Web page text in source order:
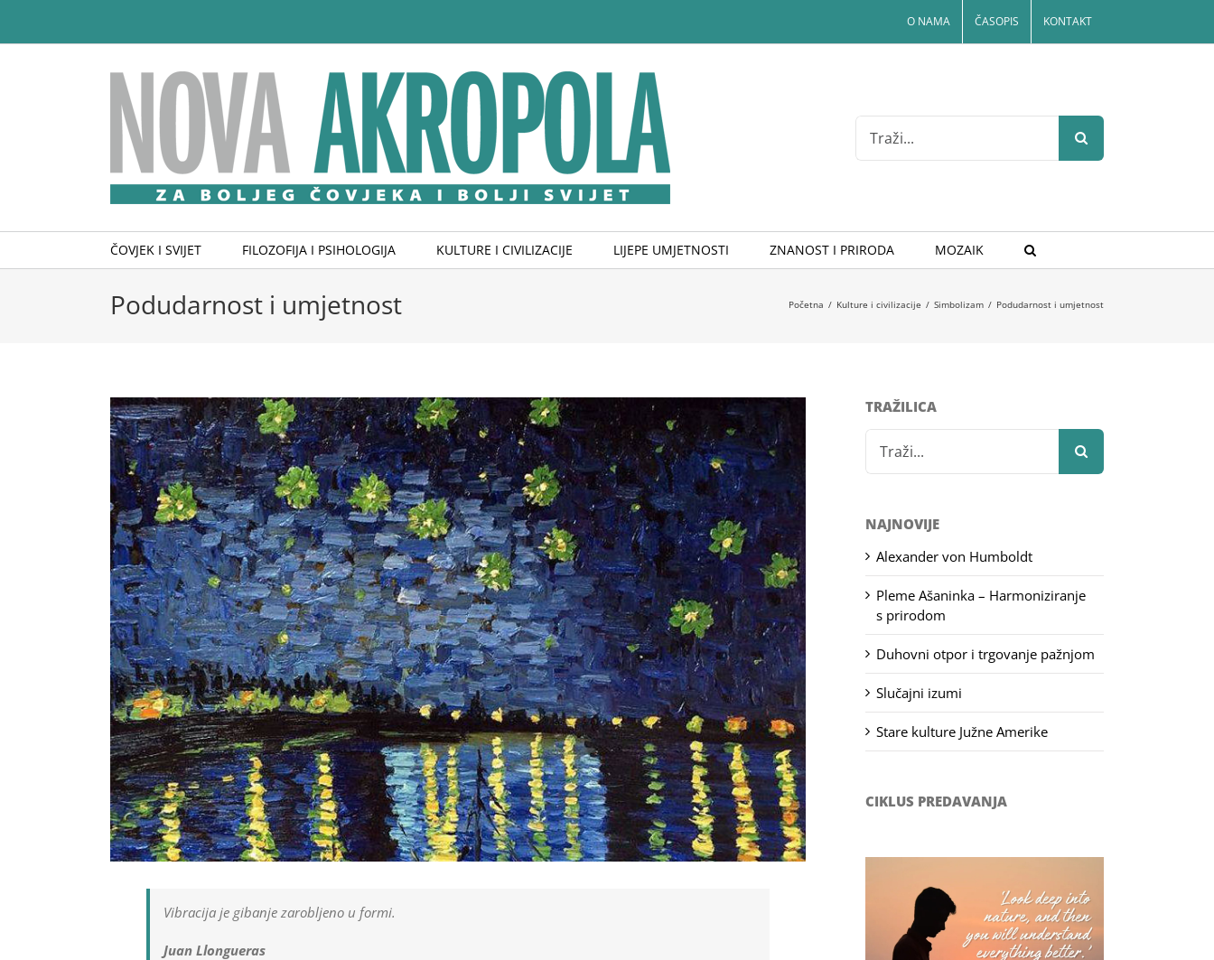
content
O NAMA ČASOPIS KONTAKT
Search
for:
ČOVJEK I SVIJET FILOZOFIJA I PSIHOLOGIJA KULTURE I CIVILIZACIJE LIJEPE UMJETNOSTI ZNANOST I PRIRODA MOZAIK
Podudarnost i umjetnost Početna / Kulture i civilizacije / Simbolizam / Podudarnost i umjetnost
Vibracija je gibanje zarobljeno u formi.
Juan Llongueras
TRAŽILICA
for:
NAJNOVIJE
Alexander von Humboldt
Pleme Ašaninka – Harmoniziranje
s prirodom
Duhovni otpor i trgovanje pažnjom
Slučajni izumi
Stare kulture Južne Amerike
CIKLUS PREDAVANJA